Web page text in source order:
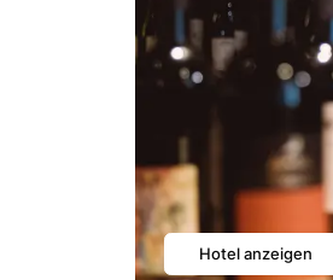
Hotel anzeigen